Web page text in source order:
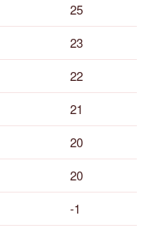
25
23
22
21
20
20
-1